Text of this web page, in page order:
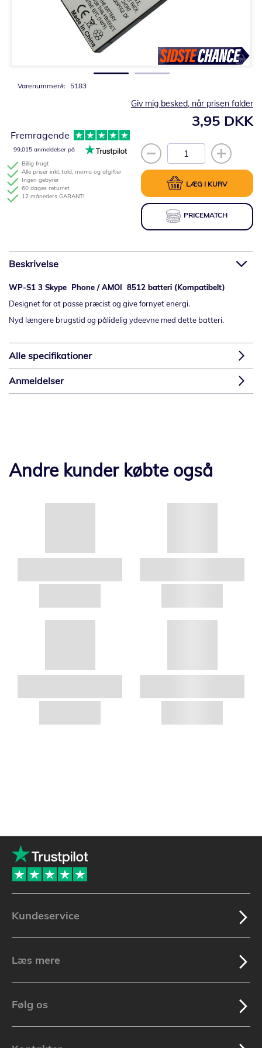
Varenummer 5183
3,95 DKK
Giv mig besked, når prisen falder
LÆG I KURV
PRICEMATCH
Billig fragt
Alle priser inkl. told, moms og afgifter
Ingen gebyrer
60 dages returret
12 måneders GARANTI
Fremragende
99,015 anmeldelser på
Beskrivelse
WP-S1 3 Skype Phone / AMOI 8512 batteri (Kompatibelt)
Designet for at passe præcist og give fornyet energi.
Nyd længere brugstid og pålidelig ydeevne med dette batteri.
Alle specifikationer
Anmeldelser
Andre kunder købte også
Kundeservice
Læs mere
Følg os